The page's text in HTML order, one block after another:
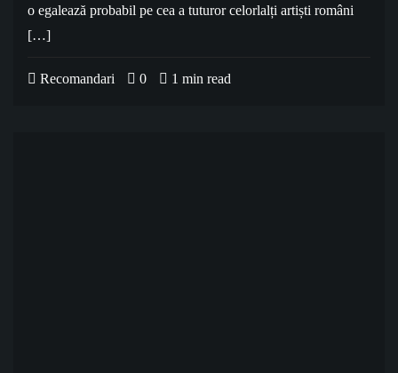
o egalează probabil pe cea a tuturor celorlalți artiști români
[…]
Recomandari 0 1 min read